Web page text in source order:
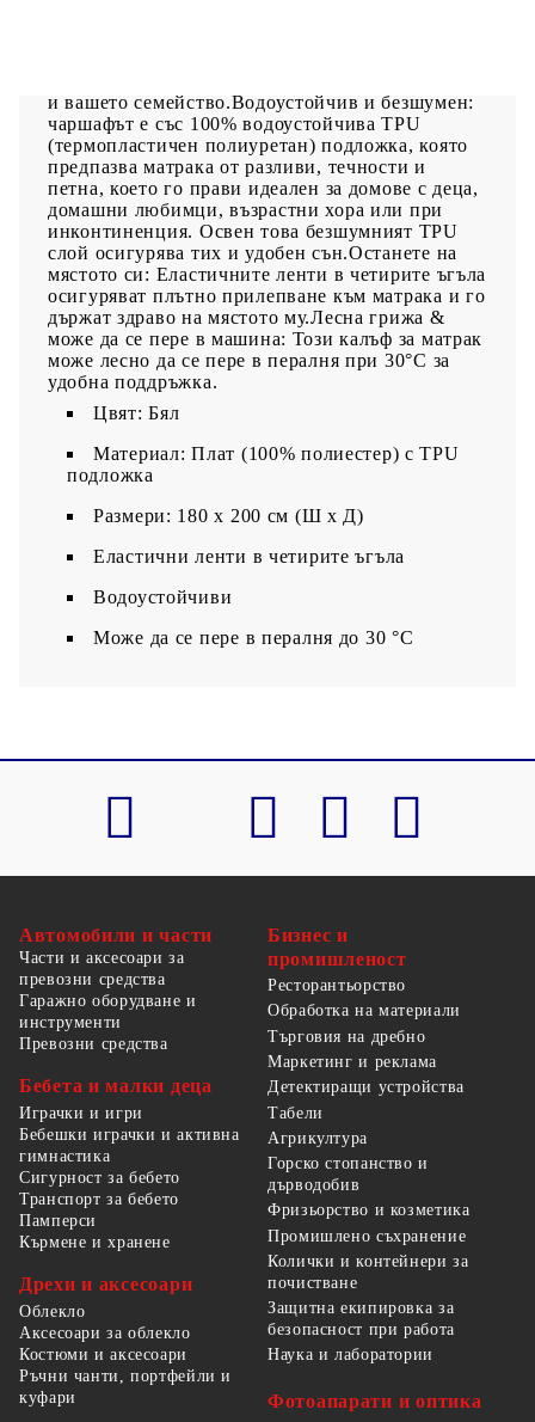
и вашето семейство.Водоустойчив и безшумен:
чаршафът е със 100% водоустойчива TPU
(термопластичен полиуретан) подложка, която
предпазва матрака от разливи, течности и
петна, което го прави идеален за домове с деца,
домашни любимци, възрастни хора или при
инконтиненция. Освен това безшумният TPU
слой осигурява тих и удобен сън.Останете на
мястото си: Еластичните ленти в четирите ъгъла
осигуряват плътно прилепване към матрака и го
държат здраво на мястото му.Лесна грижа &
може да се пере в машина: Този калъф за матрак
може лесно да се пере в пералня при 30°C за
удобна поддръжка.
Цвят: Бял
Материал: Плат (100% полиестер) с TPU
подложка
Размери: 180 x 200 см (Ш x Д)
Еластични ленти в четирите ъгъла
Водоустойчиви
Може да се пере в пералня до 30 °C
Автомобили и части
Части и аксесоари за
превозни средства
Гаражно оборудване и
инструменти
Превозни средства
Бебета и малки деца
Играчки и игри
Бебешки играчки и активна
гимнастика
Сигурност за бебето
Транспорт за бебето
Памперси
Кърмене и хранене
Дрехи и аксесоари
Облекло
Аксесоари за облекло
Костюми и аксесоари
Ръчни чанти, портфейли и
куфари
Бизнес и
промишленост
Ресторантьорство
Обработка на материали
Търговия на дребно
Маркетинг и реклама
Детектиращи устройства
Табели
Агрикултура
Горско стопанство и
дърводобив
Фризьорство и козметика
Промишлено съхранение
Колички и контейнери за
почистване
Защитна екипировка за
безопасност при работа
Наука и лаборатории
Фотоапарати и оптика